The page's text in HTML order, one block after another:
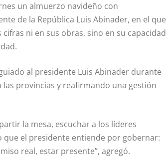
un almuerzo navideño con
de la República Luis Abinader, en el que
ni en sus obras, sino en su capacidad
al presidente Luis Abinader durante
provincias y reafirmando una gestión
la mesa, escuchar a los líderes
que el presidente entiende por gobernar:
real, estar presente”, agregó.